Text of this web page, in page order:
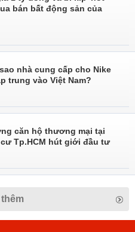
bán bất động sản của
nhà cung cấp cho Nike
trung vào Việt Nam?
căn hộ thương mại tại
Tp.HCM hút giới đầu tư